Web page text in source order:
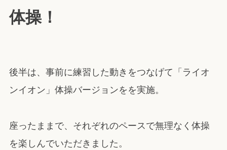
体操！
後半は、事前に練習した動きをつなげて「ライオ
ンイオン」体操バージョンをを実施。
座ったままで、それぞれのペースで無理なく体操
を楽しんでいただきました。